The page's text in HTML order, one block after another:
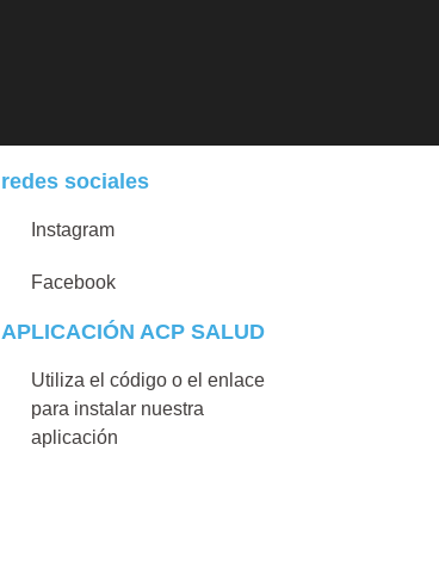
redes sociales
Instagram
Facebook
APLICACIÓN ACP SALUD
Utiliza el código o el enlace
para instalar nuestra
aplicación